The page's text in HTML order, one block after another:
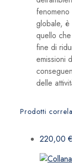
fenomeno
globale,
quello
fine di
emissioni
delle
Prodotti
220,00€